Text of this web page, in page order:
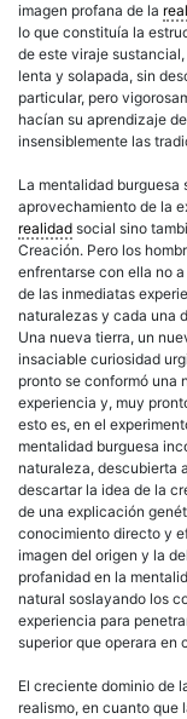
imagen profana de la
lo que constituía la
de este viraje
lenta y solapada, sin
particular, pero
hacían su aprendizaje
insensiblemente las
La mentalidad burguesa
aprovechamiento de la
realidad social sino
Creación. Pero los
enfrentarse con ella no
de las inmediatas
naturalezas y cada una
Una nueva tierra, un
insaciable curiosidad
pronto se conformó una
experiencia y, muy
esto es, en el
mentalidad burguesa
naturaleza, descubierta
descartar la idea de la
de una explicación
conocimiento directo y
imagen del origen y la
profanidad en la
natural soslayando los
experiencia para
superior que operara en
El creciente dominio de
realismo, en cuanto que